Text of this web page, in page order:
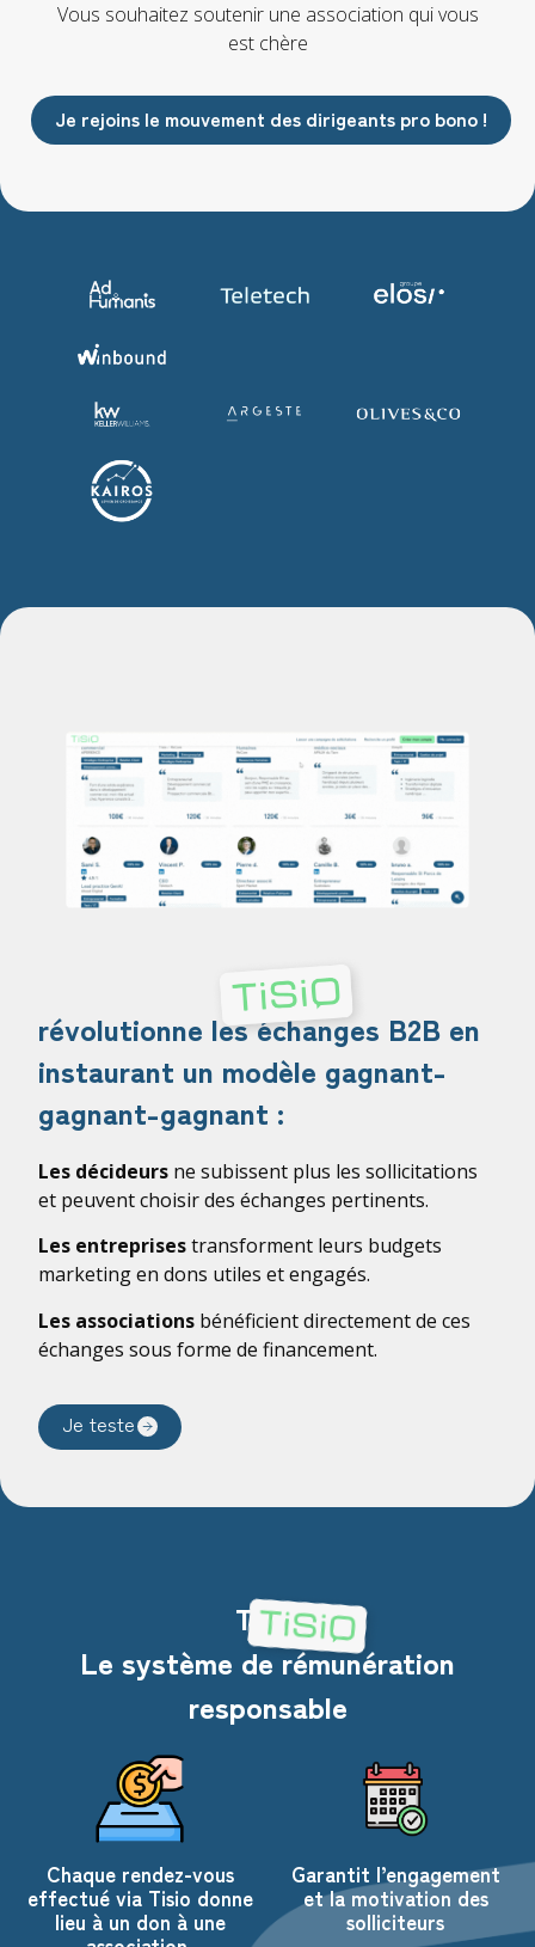
Vous souhaitez soutenir une association qui vous
est chère
Je rejoins le mouvement des dirigeants pro bono !
révolutionne les échanges B2B en
instaurant un modèle gagnant-
gagnant-gagnant :
Les décideurs ne subissent plus les sollicitations
et peuvent choisir des échanges pertinents.
Les entreprisestransforment leurs budgets
marketing en dons utiles et engagés.
Les associations bénéficient directement de ces
échanges sous forme de financement.
Je teste
Tisio
Le système de rémunération
responsable
Chaque rendez-vous
effectué via Tisio donne
lieu à un don à une
Garantit l’engagement
et la motivation des
solliciteurs